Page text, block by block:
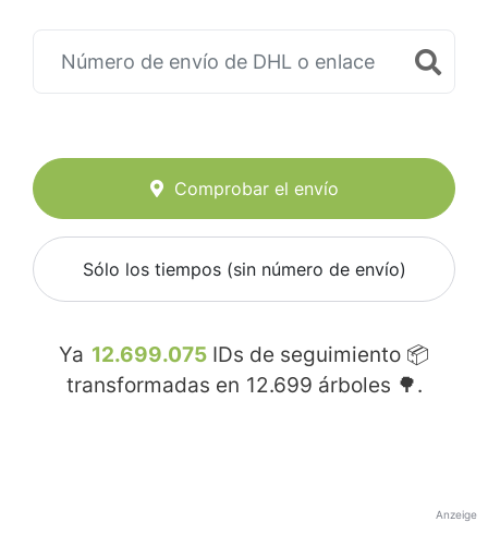
Comprobar el envío
Sólo los tiempos (sin número de envío)
Ya 12.699.075 IDs de seguimiento 📦
transformadas en 12.699 árboles 🌳.
Anzeige